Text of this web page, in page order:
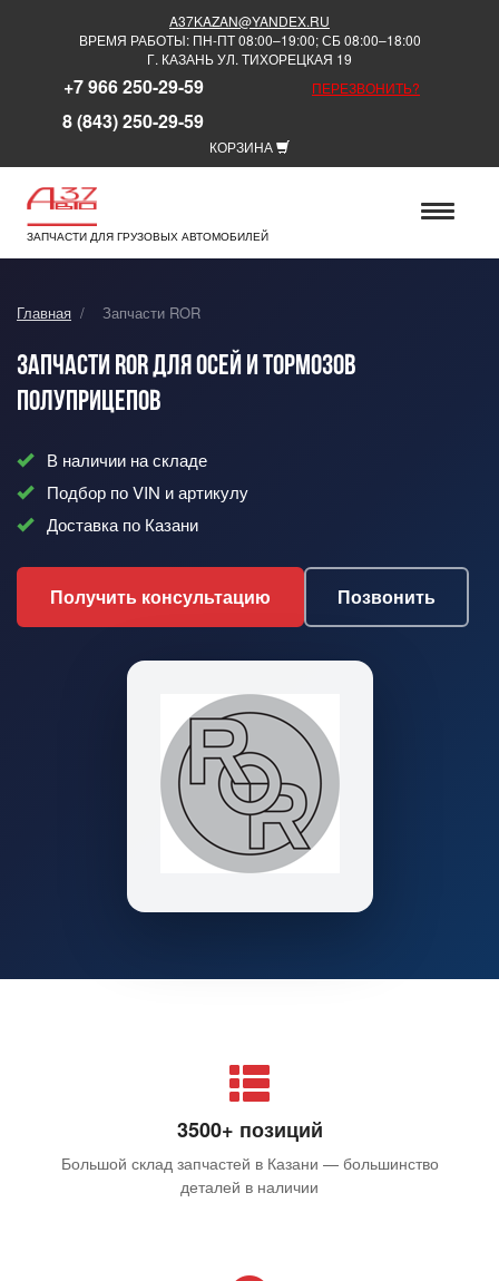
A37KAZAN@YANDEX.RU
ВРЕМЯ РАБОТЫ: ПН-ПТ 08:00–19:00; СБ 08:00–18:00
Г. КАЗАНЬ УЛ. ТИХОРЕЦКАЯ 19
+7 966 250-29-59
8 (843) 250-29-59
ПЕРЕЗВОНИТЬ?
КОРЗИНА
ЗАПЧАСТИ ДЛЯ ГРУЗОВЫХ АВТОМОБИЛЕЙ
Главная / Запчасти ROR
Запчасти ROR для осей и тормозов
полуприцепов
В наличии на складе
Подбор по VIN и артикулу
Доставка по Казани
Получить консультацию Позвонить
3500+ позиций
Большой склад запчастей в Казани — большинство
деталей в наличии